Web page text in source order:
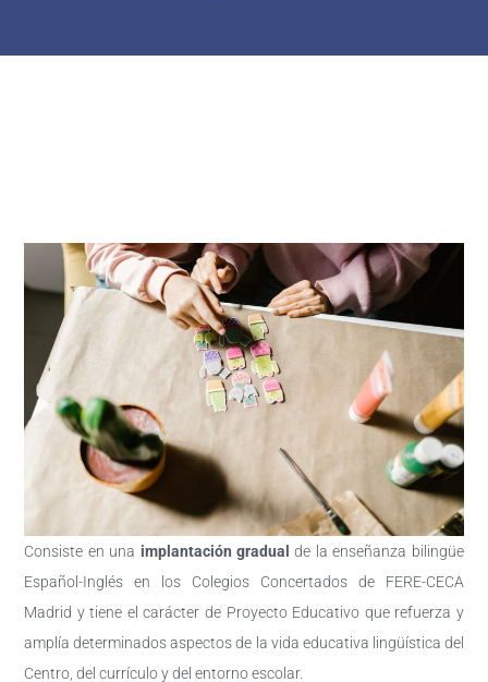
Consiste en una implantación gradual de la enseñanza bilingüe
Español-Inglés en los Colegios Concertados de FERE-CECA
Madrid y tiene el carácter de Proyecto Educativo que refuerza y
amplía determinados aspectos de la vida educativa lingüística del
Centro, del currículo y del entorno escolar.